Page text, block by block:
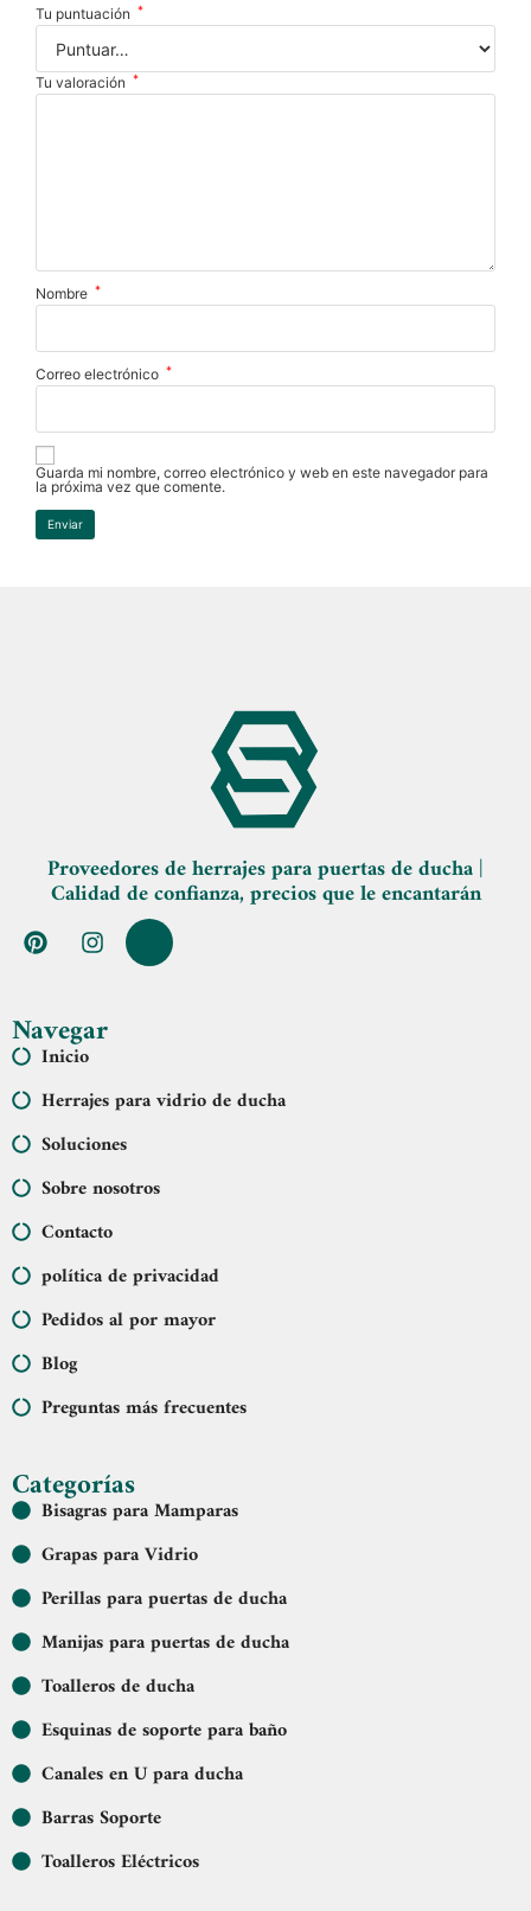
Tu puntuación *
Tu valoración *
Nombre *
Correo electrónico *
Guarda mi nombre, correo electrónico y web en este navegador para
la próxima vez que comente.
Proveedores de herrajes para puertas de ducha |
Calidad de confianza, precios que le encantarán
Navegar
Inicio
Herrajes para vidrio de ducha
Soluciones
Sobre nosotros
Contacto
política de privacidad
Pedidos al por mayor
Blog
Preguntas más frecuentes
Categorías
Bisagras para Mamparas
Grapas para Vidrio
Perillas para puertas de ducha
Manijas para puertas de ducha
Toalleros de ducha
Esquinas de soporte para baño
Canales en U para ducha
Barras Soporte
Toalleros Eléctricos